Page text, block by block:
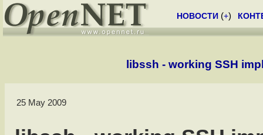
НОВОСТИ (+)
libssh - working SSH
25 May 2009